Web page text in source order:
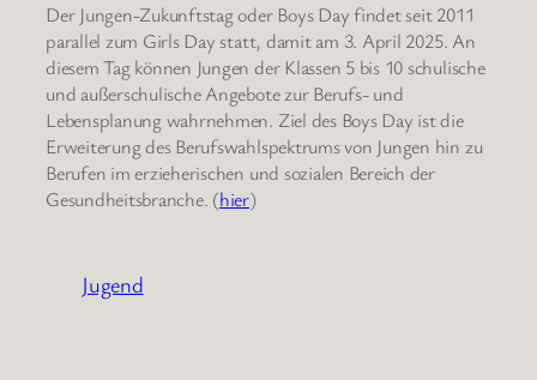
Der Jungen-Zukunftstag oder Boys Day findet seit 2011
parallel zum Girls Day statt, damit am 3. April 2025. An
diesem Tag können Jungen der Klassen 5 bis 10 schulische
und außerschulische Angebote zur Berufs- und
Lebensplanung wahrnehmen. Ziel des Boys Day ist die
Erweiterung des Berufswahlspektrums von Jungen hin zu
Berufen im erzieherischen und sozialen Bereich der
Gesundheitsbranche. (hier)
Jugend